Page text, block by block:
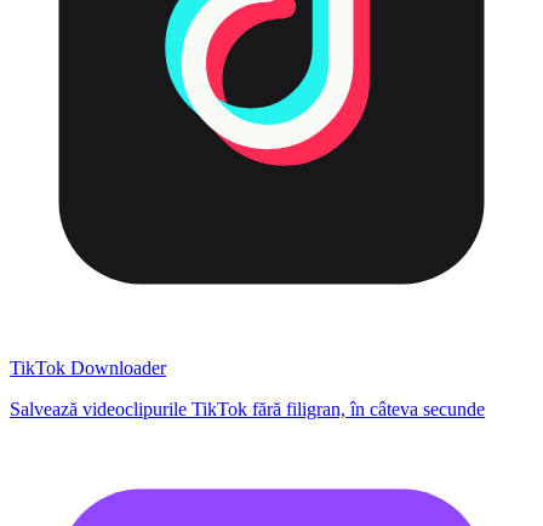
TikTok Downloader
Salvează videoclipurile TikTok fără filigran, în câteva secunde